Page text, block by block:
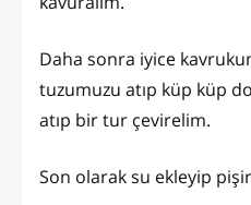
Daha sonra iyice
tuzumuzu atıp küp küp
atıp bir tur çevirelim.
Son olarak su ekleyip